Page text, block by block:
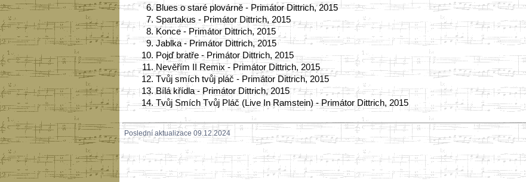
6. Blues o staré plovárně - Primátor Dittrich, 2015
7. Spartakus - Primátor Dittrich, 2015
8. Konce - Primátor Dittrich, 2015
9. Jablka - Primátor Dittrich, 2015
10. Pojď bratře - Primátor Dittrich, 2015
11. Nevěřím II Remix - Primátor Dittrich, 2015
12. Tvůj smích tvůj pláč - Primátor Dittrich, 2015
13. Bílá křídla - Primátor Dittrich, 2015
14. Tvůj Smích Tvůj Pláč (Live In Ramstein) - Primátor Dittrich, 2015
Poslední aktualizace 09.12.2024